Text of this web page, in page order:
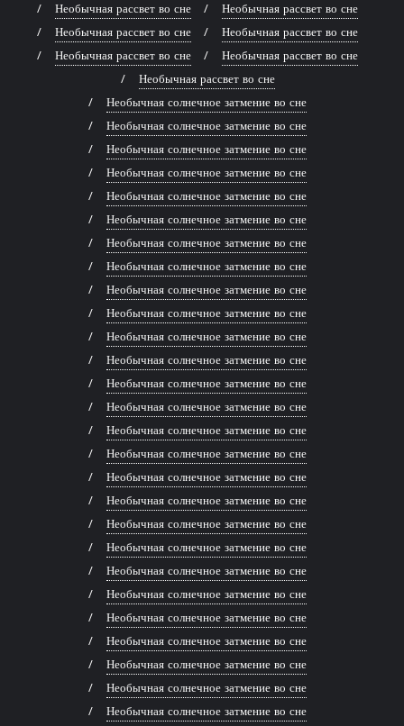
Необычная рассвет во сне
Необычная рассвет во сне
Необычная рассвет во сне
Необычная рассвет во сне
Необычная рассвет во сне
Необычная рассвет во сне
Необычная рассвет во сне
Необычная солнечное затмение во сне
Необычная солнечное затмение во сне
Необычная солнечное затмение во сне
Необычная солнечное затмение во сне
Необычная солнечное затмение во сне
Необычная солнечное затмение во сне
Необычная солнечное затмение во сне
Необычная солнечное затмение во сне
Необычная солнечное затмение во сне
Необычная солнечное затмение во сне
Необычная солнечное затмение во сне
Необычная солнечное затмение во сне
Необычная солнечное затмение во сне
Необычная солнечное затмение во сне
Необычная солнечное затмение во сне
Необычная солнечное затмение во сне
Необычная солнечное затмение во сне
Необычная солнечное затмение во сне
Необычная солнечное затмение во сне
Необычная солнечное затмение во сне
Необычная солнечное затмение во сне
Необычная солнечное затмение во сне
Необычная солнечное затмение во сне
Необычная солнечное затмение во сне
Необычная солнечное затмение во сне
Необычная солнечное затмение во сне
Необычная солнечное затмение во сне